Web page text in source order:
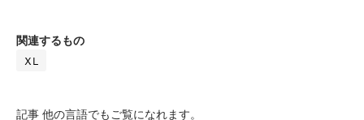
関連するもの
XL
記事 他の言語でもご覧になれます。